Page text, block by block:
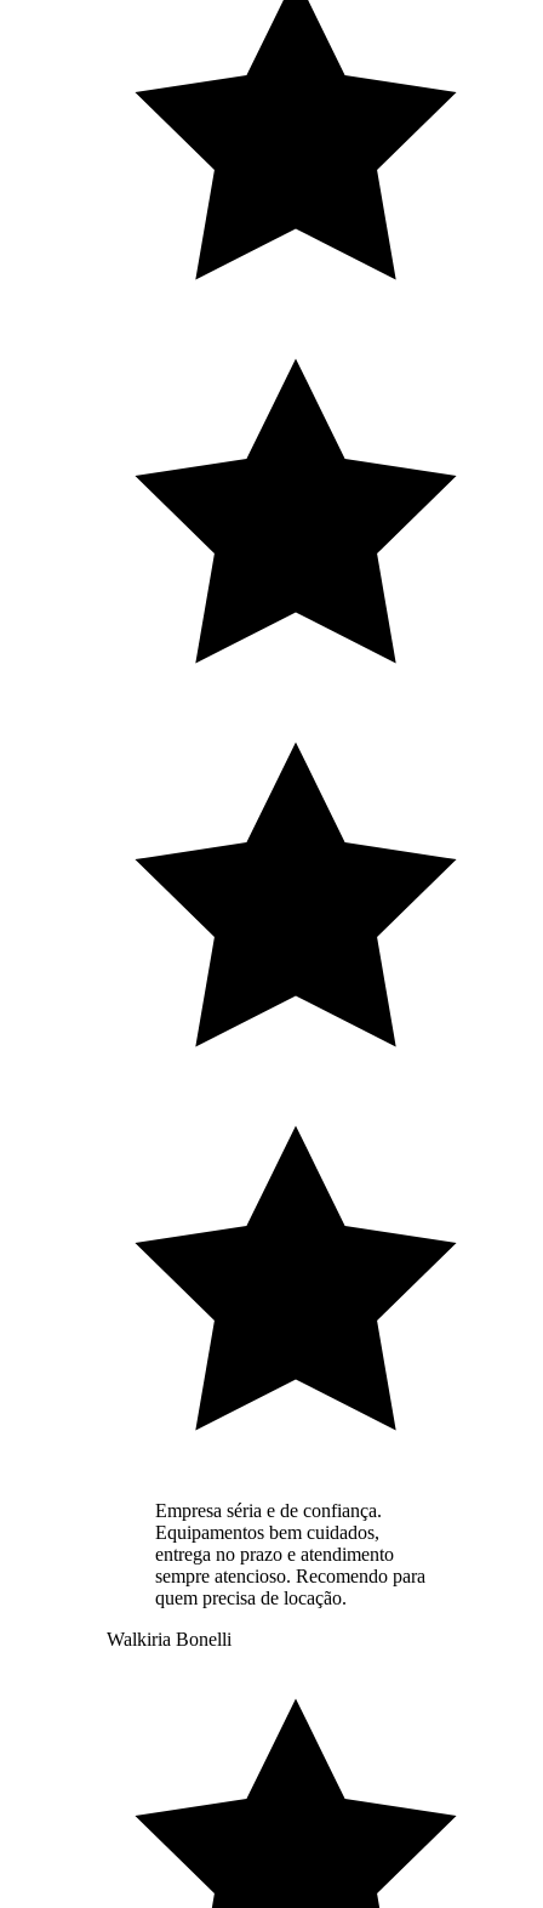
Empresa séria e de confiança.
Equipamentos bem cuidados,
entrega no prazo e atendimento
sempre atencioso. Recomendo para
quem precisa de locação.
Walkiria Bonelli